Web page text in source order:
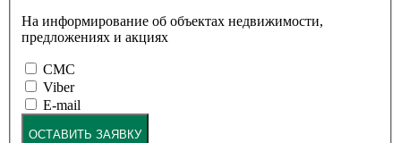
На информирование об объектах недвижимости,
предложениях и акциях
СМС
Viber
E-mail
ОСТАВИТЬ ЗАЯВКУ